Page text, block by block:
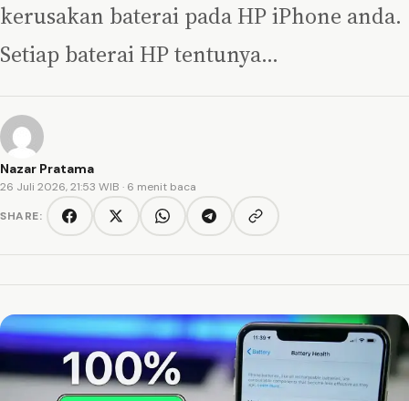
kerusakan baterai pada HP iPhone anda.
Setiap baterai HP tentunya…
Nazar Pratama
26 Juli 2026, 21:53 WIB · 6 menit baca
SHARE:
FacebookTwitter/XWhatsAppTelegramCopy link